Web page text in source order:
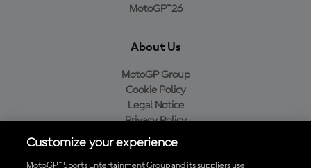
MotoGP™26
About Us
MotoGP Group
Cookie Policy
Legal Notice
Privacy Policy
Purchase Policy
Customize your experience
MotoGP™ Sports Entertainment Group and its suppliers use